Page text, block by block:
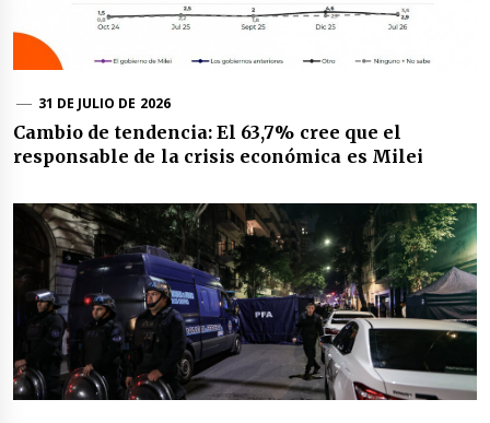
31 DE JULIO DE 2026
Cambio de tendencia: El 63,7% cree que el
responsable de la crisis económica es Milei